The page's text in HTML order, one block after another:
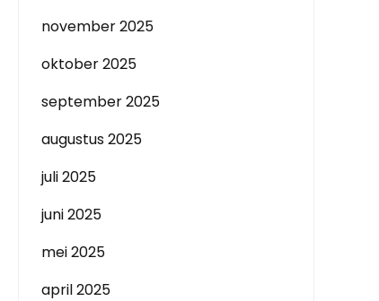
november 2025
oktober 2025
september 2025
augustus 2025
juli 2025
juni 2025
mei 2025
april 2025